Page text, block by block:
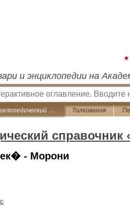
и энциклопедии на
Энциклопедический справочник «Африка» Толкования
справочник
- Морони